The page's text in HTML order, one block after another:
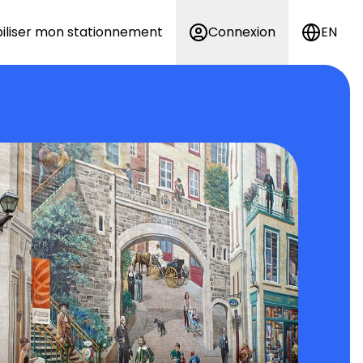
mon stationnement Connexion EN